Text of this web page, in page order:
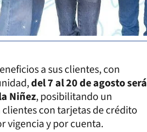
a sus clientes, con
del 7 al 20 de agosto será
Niñez, posibilitando un
con tarjetas de crédito
vigencia y por cuenta.